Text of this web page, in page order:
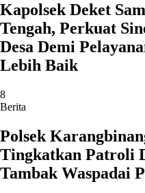
Kapolsek Deket
Tengah, Perkuat
Desa Demi
Lebih Baik
8
Berita
Polsek
Tingkatkan Patroli
Tambak Waspadai